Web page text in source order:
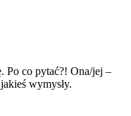
Po co pytać?! Ona/jej –
wymysły.